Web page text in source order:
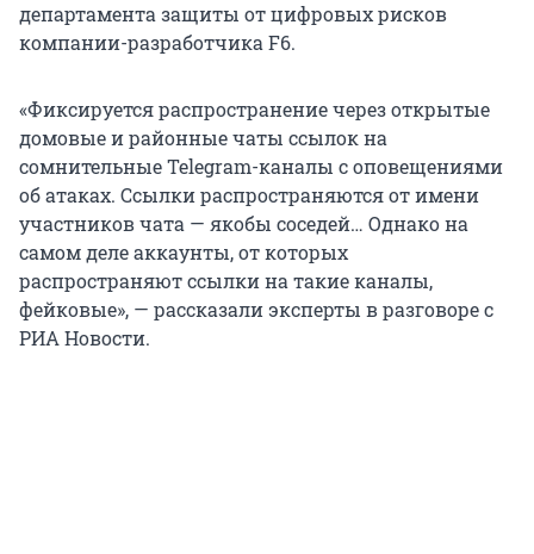
департамента защиты от цифровых рисков
компании-разработчика F6.
«Фиксируется распространение через открытые
домовые и районные чаты ссылок на
сомнительные Telegram-каналы с оповещениями
об атаках. Ссылки распространяются от имени
участников чата — якобы соседей… Однако на
самом деле аккаунты, от которых
распространяют ссылки на такие каналы,
фейковые», — рассказали эксперты в разговоре с
РИА Новости.